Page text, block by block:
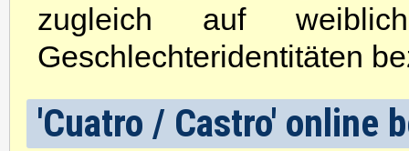
zugleich auf
Geschlechteridentitäten
'Cuatro / Castro' online